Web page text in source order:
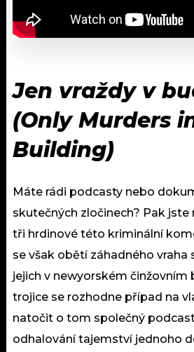
Jen vraždy v
(Only Murders
Building)
Máte rádi podcasty nebo
skutečných zločinech? Pak
tři hrdinové této kriminální
se však obětí záhadného vraha
jejich v newyorském činžovním
trojice se rozhodne případ na
natočit o tom společný
odhalování tajemství jednoho